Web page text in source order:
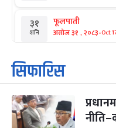
३१
शनि
फूलपाती
असोज ३१ , २०८३-Oct
१
आइत
कार्तिक सङ्क्रान्ति
कार्तिक १, २०८३
३
मंगल
महानवमी
कार्तिक ३, २०८३-Oct
सिफारिस